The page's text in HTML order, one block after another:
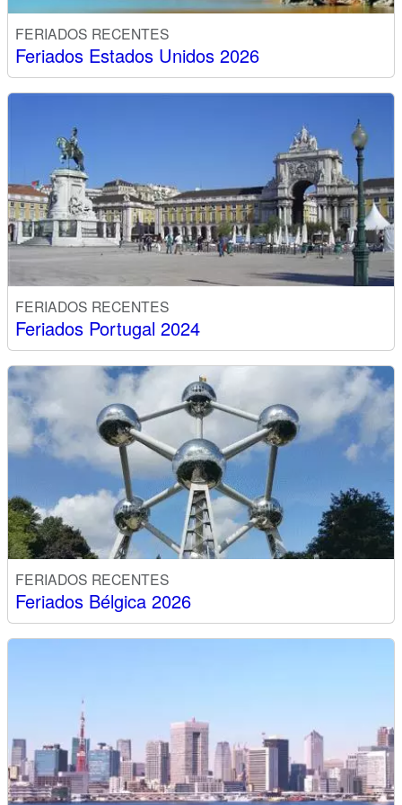
FERIADOS RECENTES
Feriados Estados Unidos 2026
FERIADOS RECENTES
Feriados Portugal 2024
FERIADOS RECENTES
Feriados Bélgica 2026